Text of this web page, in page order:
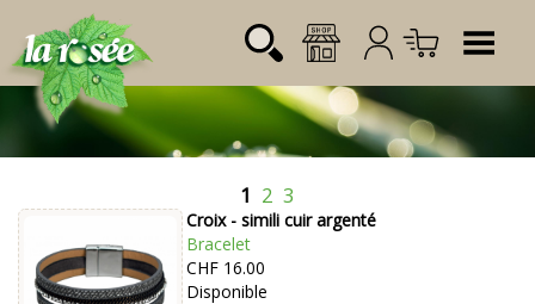
Mot de passe:
Désignation Référence Quantité
1 2 3
Croix - simili cuir argenté
Bracelet
CHF 16.00
Disponible